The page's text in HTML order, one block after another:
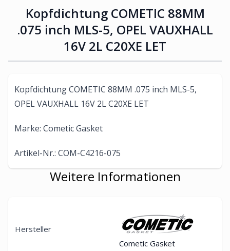
Kopfdichtung COMETIC 88MM
.075 inch MLS-5, OPEL VAUXHALL
16V 2L C20XE LET
Kopfdichtung COMETIC 88MM .075 inch MLS-5,
OPEL VAUXHALL 16V 2L C20XE LET
Marke: Cometic Gasket
Artikel-Nr.: COM-C4216-075
Weitere Informationen
Hersteller
Cometic Gasket